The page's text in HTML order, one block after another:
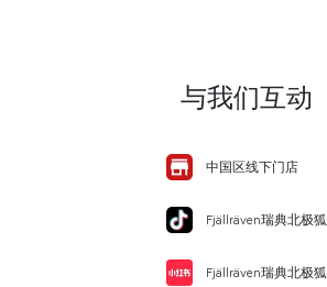
与我们互动
中国区线下门店
Fjällräven瑞典北极狐
Fjällräven瑞典北极狐